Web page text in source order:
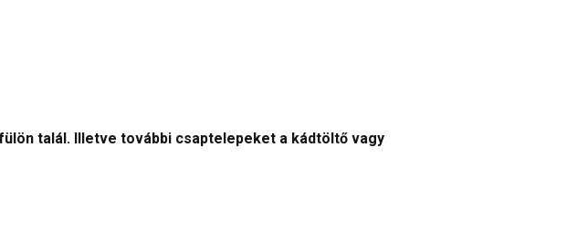
talál. Illetve további csaptelepeket a kádtöltő vagy